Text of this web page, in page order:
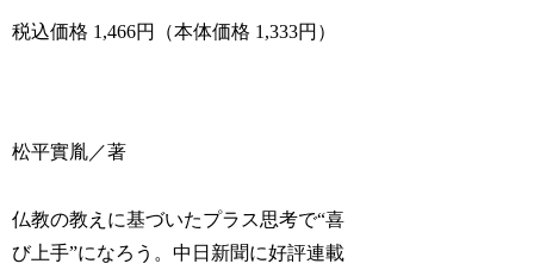
税込価格 1,466円（本体価格 1,333円）
松平實胤／著
仏教の教えに基づいたプラス思考で“喜
び上手”になろう。中日新聞に好評連載